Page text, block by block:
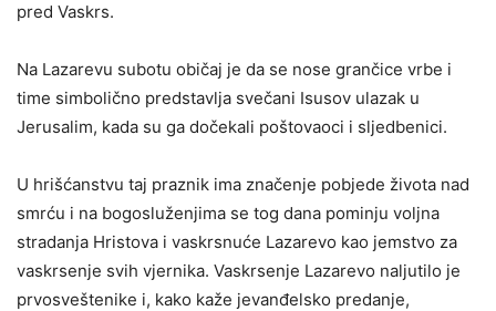
pred Vaskrs.
Na Lazarevu subotu običaj je da se nose grančice vrbe i
time simbolično predstavlja svečani Isusov ulazak u
Jerusalim, kada su ga dočekali poštovaoci i sljedbenici.
U hrišćanstvu taj praznik ima značenje pobjede života nad
smrću i na bogosluženjima se tog dana pominju voljna
stradanja Hristova i vaskrsnuće Lazarevo kao jemstvo za
vaskrsenje svih vjernika. Vaskrsenje Lazarevo naljutilo je
prvosveštenike i, kako kaže jevanđelsko predanje,